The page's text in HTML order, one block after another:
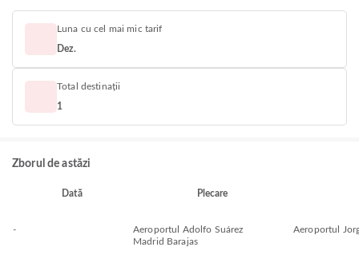
Luna cu cel mai mic tarif
Dez.
Total destinații
1
Zborul de astăzi
Dată Plecare
-
Aeroportul Adolfo Suárez
Madrid Barajas
Aeroportul